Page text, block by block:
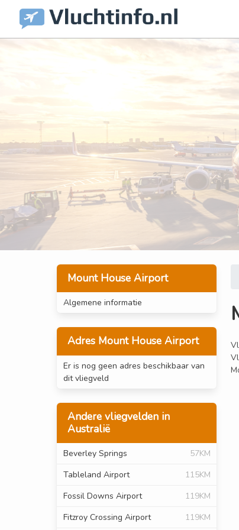
Mount House Airport
Algemene informatie
Adres Mount House Airport
Er is nog geen adres beschikbaar van
dit vliegveld
Andere vliegvelden in
Australië
Beverley Springs
57KM
Tableland Airport
115KM
Fossil Downs Airport
119KM
Fitzroy Crossing Airport
119KM